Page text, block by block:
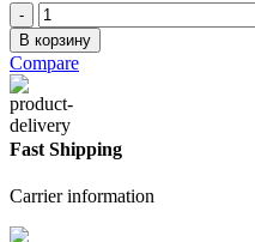
Количество
товара
Шпатель
фасадный
350мм
В корзину
Compare
Fast Shipping
Carrier information